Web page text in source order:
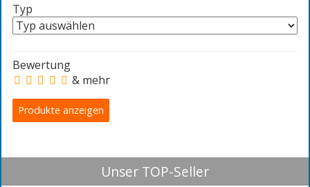
Typ
Bewertung
& mehr
Unser TOP-Seller